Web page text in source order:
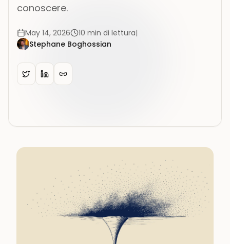
conoscere.
May 14, 2026 10 min di lettura|
Stephane Boghossian